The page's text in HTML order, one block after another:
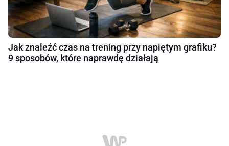
Jak znaleźć czas na trening przy napiętym grafiku?
9 sposobów, które naprawdę działają